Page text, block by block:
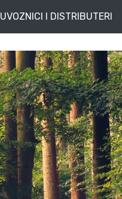
UVOZNICI I DISTRIBUTERI